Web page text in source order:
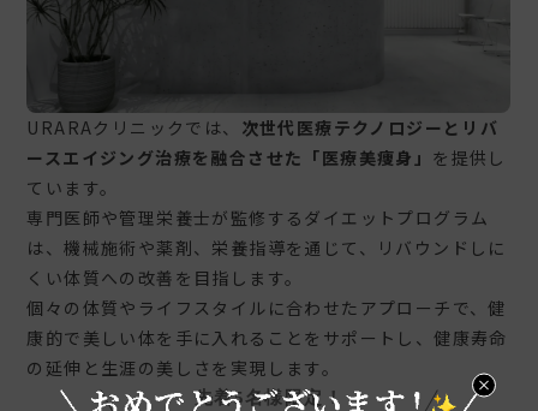
URARAクリニックでは、 次世代医療テクノロジーとリバ
ースエイジング治療を融合させた「医療美痩身」 を提供し
ています。
専門医師や管理栄養士が監修するダイエットプログラム
は、機械施術や薬剤、栄養指導を通じて、リバウンドしに
くい体質への改善を目指します。
個々の体質やライフスタイルに合わせたアプローチで、健
康的で美しい体を手に入れることをサポートし、健康寿命
の延伸と生涯の美しさを実現します。
先着5名様限定！